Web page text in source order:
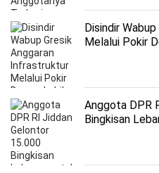
Disindir
Melalui Pokir
Anggota DPR
Bingkisan